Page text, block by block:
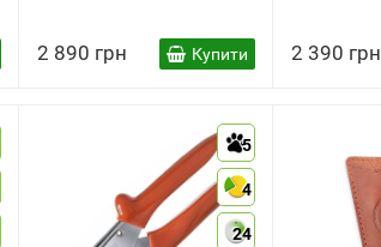
2 890 грн Купити 2 390 грн
5
4
24